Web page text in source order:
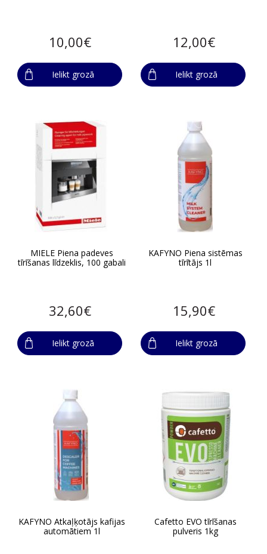
10,00€
Ielikt grozā
12,00€
Ielikt grozā
MIELE Piena padeves
tīrīšanas līdzeklis, 100 gabali
32,60€
Ielikt grozā
KAFYNO Piena sistēmas
tīrītājs 1l
15,90€
Ielikt grozā
KAFYNO Atkaļķotājs kafijas
automātiem 1l
Cafetto EVO tīrīšanas
pulveris 1kg